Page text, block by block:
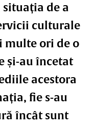
de a
culturale
multe ori de o
și-au încetat
acestora
fie s-au
încât sunt